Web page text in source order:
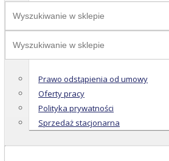
Prawo odstąpienia od umowy
Oferty pracy
Polityka prywatności
Sprzedaż stacjonarna